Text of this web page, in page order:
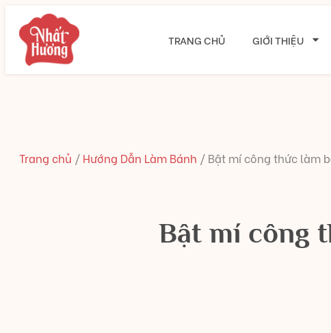
TRANG CHỦ GIỚI THIỆU
Trang chủ / Hướng Dẫn Làm Bánh / Bật mí công thức làm
Bật mí công